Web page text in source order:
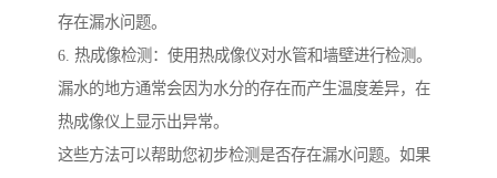
存在漏水问题。
6. 热成像检测：使用热成像仪对水管和墙壁进行检测。
漏水的地方通常会因为水分的存在而产生温度差异，在
热成像仪上显示出异常。
这些方法可以帮助您初步检测是否存在漏水问题。如果